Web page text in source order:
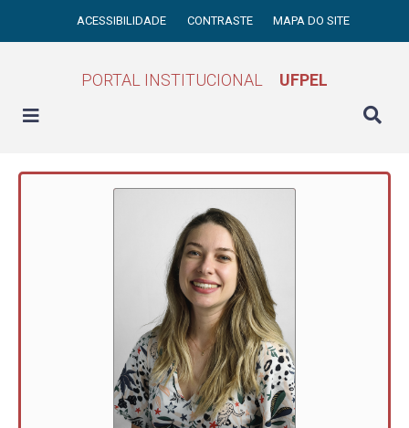
ACESSIBILIDADE CONTRASTE MAPA DO SITE
PORTAL INSTITUCIONAL UFPEL